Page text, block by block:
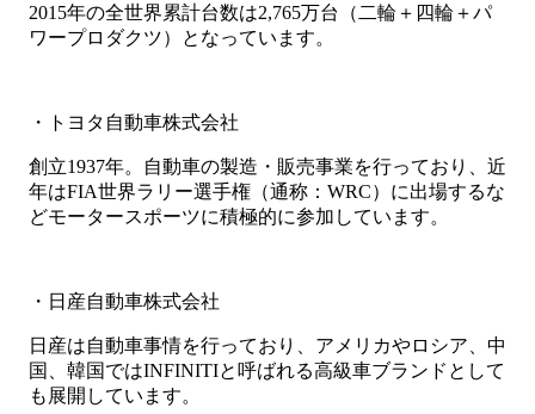
2015年の全世界累計台数は2,765万台（二輪＋四輪＋パ
ワープロダクツ）となっています。
・トヨタ自動車株式会社
創立1937年。自動車の製造・販売事業を行っており、近
年はFIA世界ラリー選手権（通称：WRC）に出場するな
どモータースポーツに積極的に参加しています。
・日産自動車株式会社
日産は自動車事情を行っており、アメリカやロシア、中
国、韓国ではINFINITIと呼ばれる高級車ブランドとして
も展開しています。